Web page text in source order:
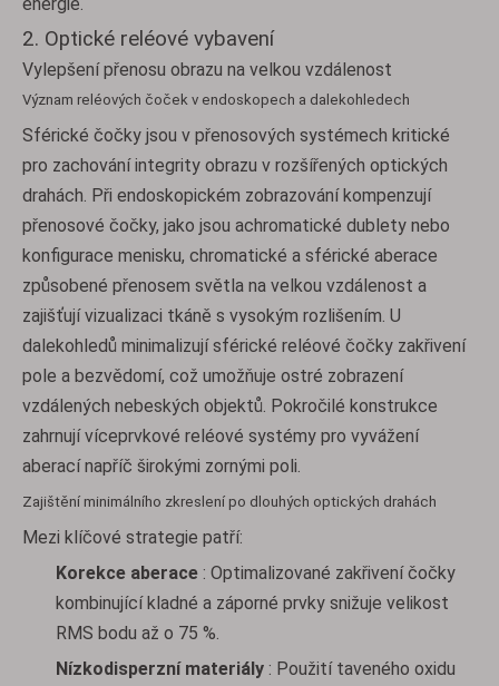
2. Optické reléové vybavení
Vylepšení přenosu obrazu na velkou vzdálenost
Význam reléových čoček v endoskopech a dalekohledech
Sférické čočky jsou v přenosových systémech kritické
pro zachování integrity obrazu v rozšířených optických
drahách. Při endoskopickém zobrazování kompenzují
přenosové čočky, jako jsou achromatické dublety nebo
konfigurace menisku, chromatické a sférické aberace
způsobené přenosem světla na velkou vzdálenost a
zajišťují vizualizaci tkáně s vysokým rozlišením. U
dalekohledů minimalizují sférické reléové čočky zakřivení
pole a bezvědomí, což umožňuje ostré zobrazení
vzdálených nebeských objektů. Pokročilé konstrukce
zahrnují víceprvkové reléové systémy pro vyvážení
aberací napříč širokými zornými poli.
Zajištění minimálního zkreslení po dlouhých optických drahách
Mezi klíčové strategie patří:
Korekce aberace : Optimalizované zakřivení čočky
kombinující kladné a záporné prvky snižuje velikost
RMS bodu až o 75 %.
Nízkodisperzní materiály : Použití taveného oxidu